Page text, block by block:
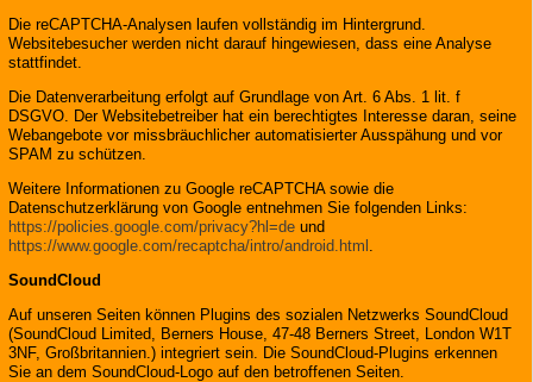
Die reCAPTCHA-Analysen laufen vollständig im Hintergrund.
Websitebesucher werden nicht darauf hingewiesen, dass eine Analyse
stattfindet.
Die Datenverarbeitung erfolgt auf Grundlage von Art. 6 Abs. 1 lit. f
DSGVO. Der Websitebetreiber hat ein berechtigtes Interesse daran, seine
Webangebote vor missbräuchlicher automatisierter Ausspähung und vor
SPAM zu schützen.
Weitere Informationen zu Google reCAPTCHA sowie die
Datenschutzerklärung von Google entnehmen Sie folgenden Links:
https://policies.google.com/privacy?hl=de und
https://www.google.com/recaptcha/intro/android.html
SoundCloud
Auf unseren Seiten können Plugins des sozialen Netzwerks SoundCloud
(SoundCloud Limited, Berners House, 47-48 Berners Street, London W1T
3NF, Großbritannien.) integriert sein. Die SoundCloud-Plugins erkennen
Sie an dem SoundCloud-Logo auf den betroffenen Seiten.